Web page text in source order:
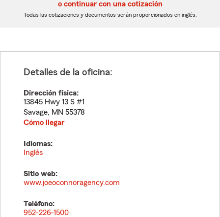
dígitos
dígitos
o continuar con una cotización
Todas las cotizaciones y documentos serán proporcionados en inglés.
Detalles de la oficina:
Dirección física:
13845 Hwy 13 S #1
Savage, MN 55378
Cómo llegar
Idiomas:
Inglés
Sitio web:
www.joeoconnoragency.com
Teléfono:
952-226-1500